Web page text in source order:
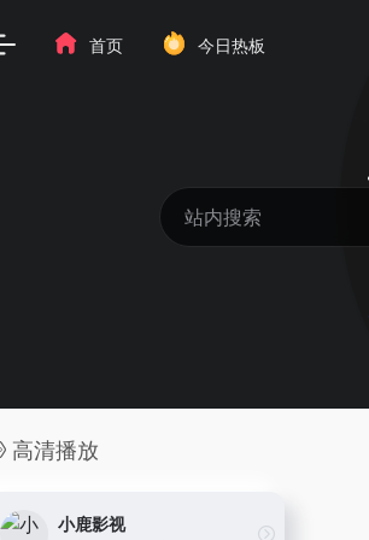
首页 今日热板
高清播放
小鹿影视